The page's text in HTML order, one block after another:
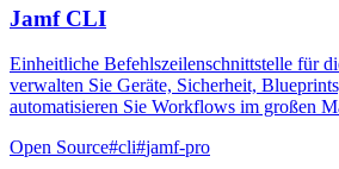
Jamf CLI
Einheitliche Befehlszeilenschnittstelle für
verwalten Sie Geräte, Sicherheit,
automatisieren Sie Workflows im großen
Open Source#cli#jamf-pro